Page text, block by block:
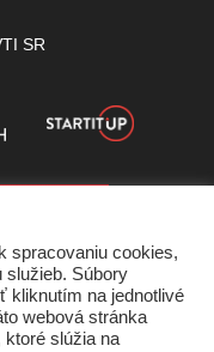
SR
spracovaniu cookies,
služieb. Súbory
kliknutím na jednotlivé
webová stránka
slúžia na